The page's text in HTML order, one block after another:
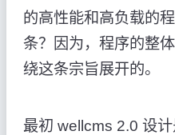
的高性能和高负载的
条？因为，程序的整
绕这条宗旨展开的。
最初 wellcms 2.0 设